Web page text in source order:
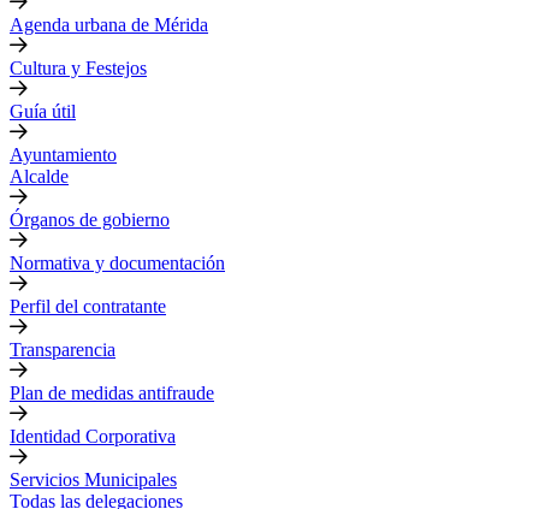
Agenda urbana de Mérida
Cultura y Festejos
Guía útil
Ayuntamiento
Alcalde
Órganos de gobierno
Normativa y documentación
Perfil del contratante
Transparencia
Plan de medidas antifraude
Identidad Corporativa
Servicios Municipales
Todas las delegaciones